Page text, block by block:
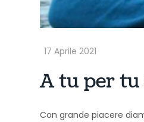
A tu per
Con grande piacere